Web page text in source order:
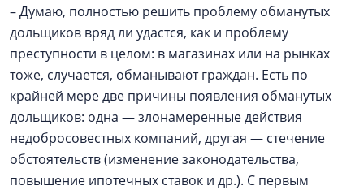
– Думаю, полностью решить проблему обманутых
дольщиков вряд ли удастся, как и проблему
преступности в целом: в магазинах или на рынках
тоже, случается, обманывают граждан. Есть по
крайней мере две причины появления обманутых
дольщиков: одна — злонамеренные действия
недобросовестных компаний, другая — стечение
обстоятельств (изменение законодательства,
повышение ипотечных ставок и др.). С первым